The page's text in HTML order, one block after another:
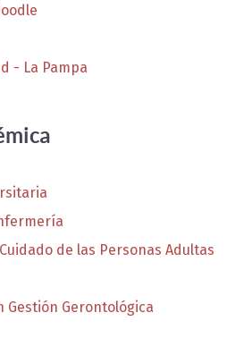
- La Pampa
de las Personas Adultas
Gestión Gerontológica